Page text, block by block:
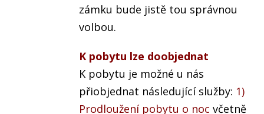
zámku bude jistě tou správnou
volbou.
K pobytu lze doobjednat
K pobytu je možné u nás
přiobjednat následující služby: 1)
Prodloužení pobytu o noc včetně